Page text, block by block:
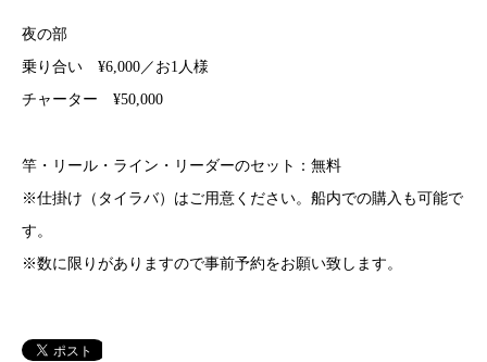
夜の部
乗り合い ¥6,000／お1人様
チャーター ¥50,000
竿・リール・ライン・リーダーのセット：無料
※仕掛け（タイラバ）はご用意ください。船内での購入も可能で
す。
※数に限りがありますので事前予約をお願い致します。